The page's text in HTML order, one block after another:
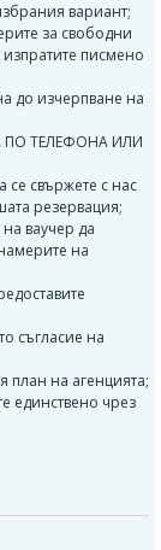
вариант;
за свободни
писмено
до изчерпване на
ПО ТЕЛЕФОНА ИЛИ
се свържете с нас
резервация;
ваучер да
на
съгласие на
план на агенцията;
единствено чрез